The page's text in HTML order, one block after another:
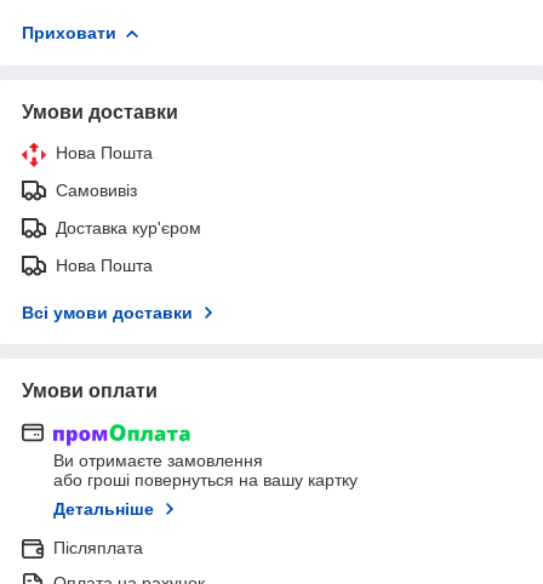
Приховати
Умови доставки
Нова Пошта
Самовивіз
Доставка кур'єром
Нова Пошта
Всі умови доставки
Умови оплати
Ви отримаєте замовлення
або гроші повернуться на вашу картку
Детальніше
Післяплата